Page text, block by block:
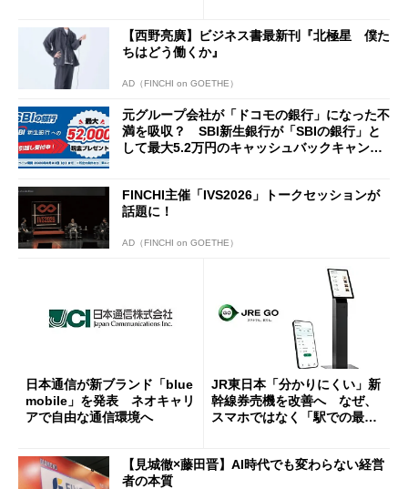
【西野亮廣】ビジネス書最新刊『北極星 僕た
ちはどう働くか』
AD（FINCHI on GOETHE）
元グループ会社が「ドコモの銀行」になった不
満を吸収？ SBI新生銀行が「SBIの銀行」と
して最大5.2万円のキャッシュバックキャンペ
FINCHI主催「IVS2026」トークセッションが
話題に！
AD（FINCHI on GOETHE）
日本通信が新ブランド「blue
mobile」を発表 ネオキャリ
アで自由な通信環境へ
JR東日本「分かりにくい」新
幹線券売機を改善へ なぜ、
スマホではなく「駅での最短
【見城徹×藤田晋】AI時代でも変わらない経営
者の本質